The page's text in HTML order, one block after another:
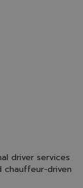
driver services
chauffeur-driven